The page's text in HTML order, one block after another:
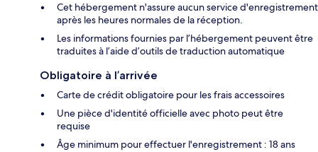
Cet hébergement n'assure aucun service d'enregistrement
après les heures normales de la réception.
Les informations fournies par l’hébergement peuvent être
traduites à l’aide d’outils de traduction automatique
Obligatoire à l’arrivée
Carte de crédit obligatoire pour les frais accessoires
Une pièce d'identité officielle avec photo peut être
requise
Âge minimum pour effectuer l'enregistrement : 18 ans